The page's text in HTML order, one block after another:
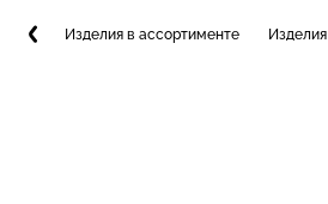
Изделия в ассортименте Изделия